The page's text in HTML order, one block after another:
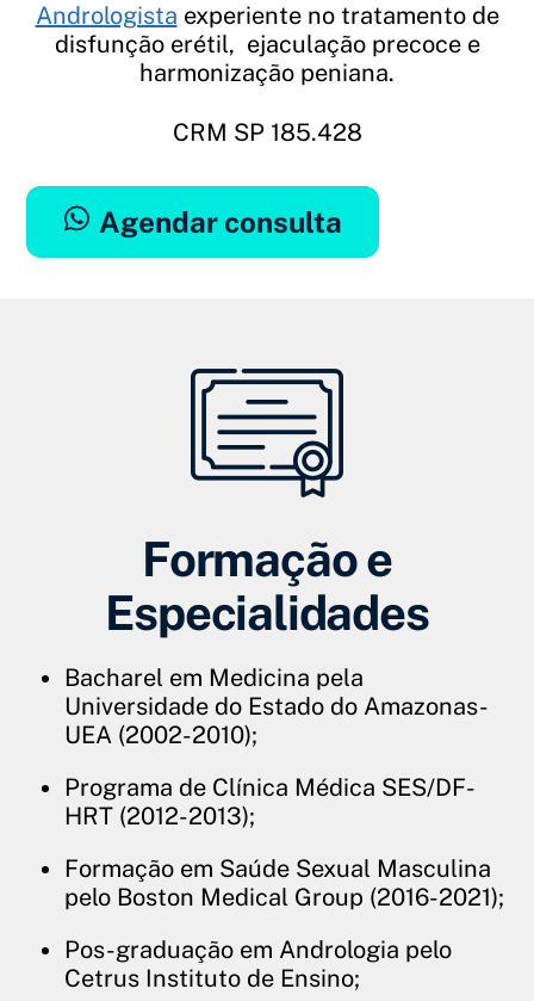
Andrologista experiente no tratamento de
disfunção erétil, ejaculação precoce e
harmonização peniana.
CRM SP 185.428
Agendar consulta
Formação e
Especialidades
Bacharel em Medicina pela
Universidade do Estado do Amazonas-
UEA (2002-2010);
Programa de Clínica Médica SES/DF-
HRT (2012-2013);
Formação em Saúde Sexual Masculina
pelo Boston Medical Group (2016-2021);
Pos-graduação em Andrologia pelo
Cetrus Instituto de Ensino;